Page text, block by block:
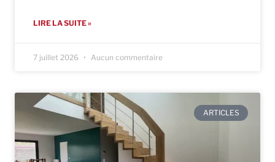
LIRE LA SUITE »
7 juillet 2026 Aucun commentaire
ARTICLES